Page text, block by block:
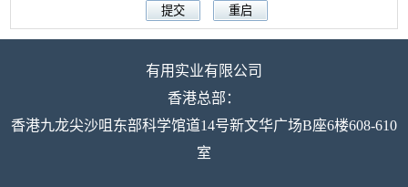
有用实业有限公司
香港总部：
香港九龙尖沙咀东部科学馆道14号新文华广场B座6楼608-610
室